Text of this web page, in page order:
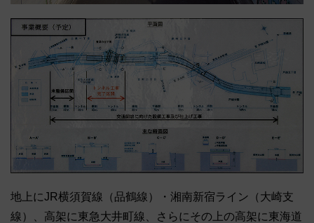
地上にJR横須賀線（品鶴線）・湘南新宿ライン（大崎支
線）、高架に東急大井町線、さらにその上の高架に東海道